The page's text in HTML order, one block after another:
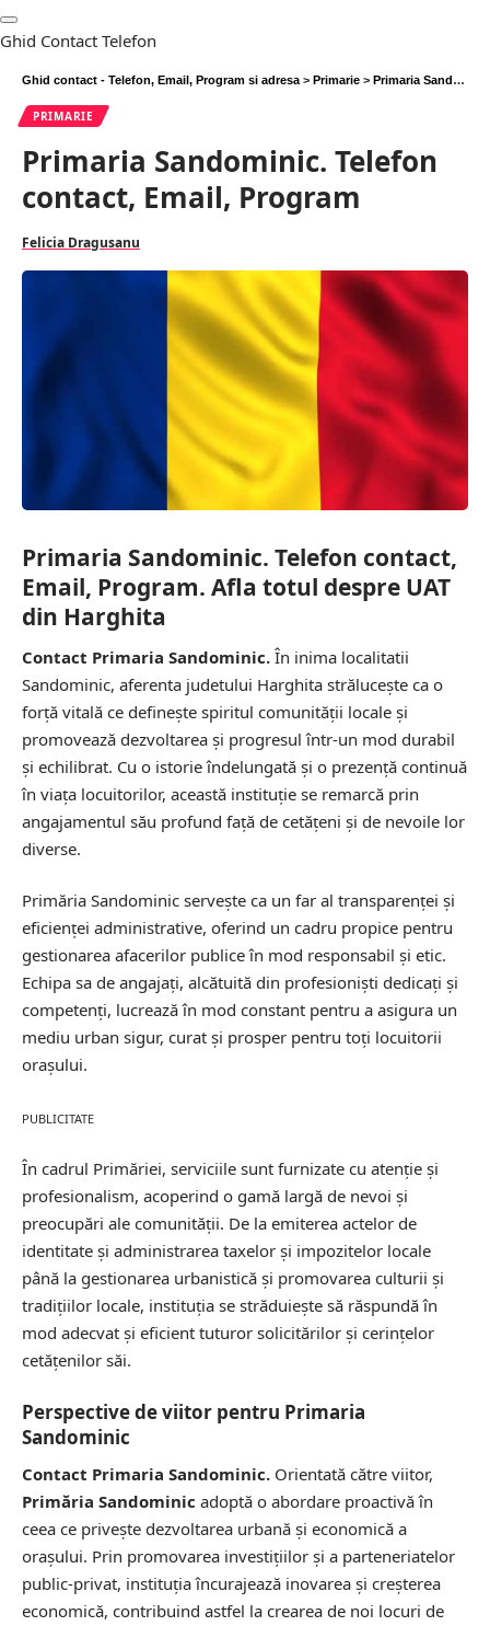
Ghid Contact Telefon
Ghid contact - Telefon, Email, Program si adresa > Primarie > Primaria Sandominic. Telefon contact, Email, Program
PRIMARIE
Primaria Sandominic. Telefon
contact, Email, Program
Felicia Dragusanu
Primaria Sandominic. Telefon contact,
Email, Program. Afla totul despre UAT
din Harghita
Contact Primaria Sandominic. În inima localitatii
Sandominic, aferenta judetului Harghita strălucește ca o
forță vitală ce definește spiritul comunității locale și
promovează dezvoltarea și progresul într-un mod durabil
și echilibrat. Cu o istorie îndelungată și o prezență continuă
în viața locuitorilor, această instituție se remarcă prin
angajamentul său profund față de cetățeni și de nevoile lor
diverse.
Primăria Sandominic servește ca un far al transparenței și
eficienței administrative, oferind un cadru propice pentru
gestionarea afacerilor publice în mod responsabil și etic.
Echipa sa de angajați, alcătuită din profesioniști dedicați și
competenți, lucrează în mod constant pentru a asigura un
mediu urban sigur, curat și prosper pentru toți locuitorii
orașului.
PUBLICITATE
În cadrul Primăriei, serviciile sunt furnizate cu atenție și
profesionalism, acoperind o gamă largă de nevoi și
preocupări ale comunității. De la emiterea actelor de
identitate și administrarea taxelor și impozitelor locale
până la gestionarea urbanistică și promovarea culturii și
tradițiilor locale, instituția se străduiește să răspundă în
mod adecvat și eficient tuturor solicitărilor și cerințelor
cetățenilor săi.
Perspective de viitor pentru Primaria
Sandominic
Contact Primaria Sandominic. Orientată către viitor,
Primăria Sandominic adoptă o abordare proactivă în
ceea ce privește dezvoltarea urbană și economică a
orașului. Prin promovarea investițiilor și a parteneriatelor
public-privat, instituția încurajează inovarea și creșterea
economică, contribuind astfel la crearea de noi locuri de